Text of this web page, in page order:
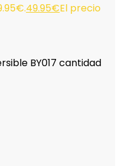
49.95€El precio
BY017 cantidad